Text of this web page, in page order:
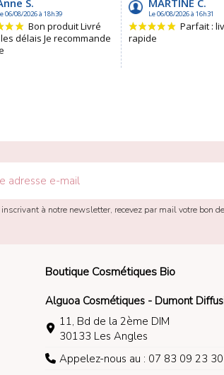
inscrivant à notre newsletter, recevez par mail votre bon
Boutique Cosmétiques Bio
Alguoa Cosmétiques - Dumont
11, Bd de la 2ème DIM
30133 Les Angles
Appelez-nous au : 07 83 09 23 30